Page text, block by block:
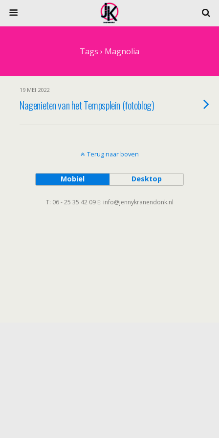
Tags › Magnolia
19 MEI 2022
Nagenieten van het Tempsplein (fotoblog)
Terug naar boven
Mobiel Desktop
T: 06 - 25 35 42 09 E: info@jennykranendonk.nl